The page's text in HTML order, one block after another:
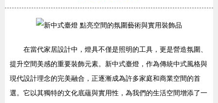
在當代家居設計中，燈具不僅是照明的工具，更是營造氛圍、
提升空間美感的重要裝飾元素。新中式臺燈，作為傳統中式風格與
現代設計理念的完美融合，正逐漸成為許多家庭和商業空間的首
選。它以其獨特的文化底蘊與實用性，為我們的生活空間增添了一